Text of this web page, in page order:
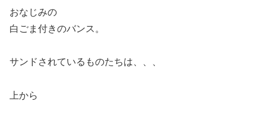
おなじみの
白ごま付きのバンス。
サンドされているものたちは、、、
上から